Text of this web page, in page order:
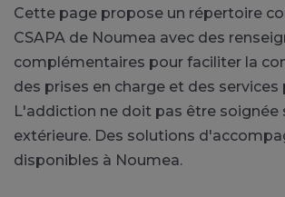
Cette page propose un répertoire
CSAPA de Noumea avec des
complémentaires pour faciliter la
des prises en charge et des services
L'addiction ne doit pas être soignée
extérieure. Des solutions
disponibles à Noumea.